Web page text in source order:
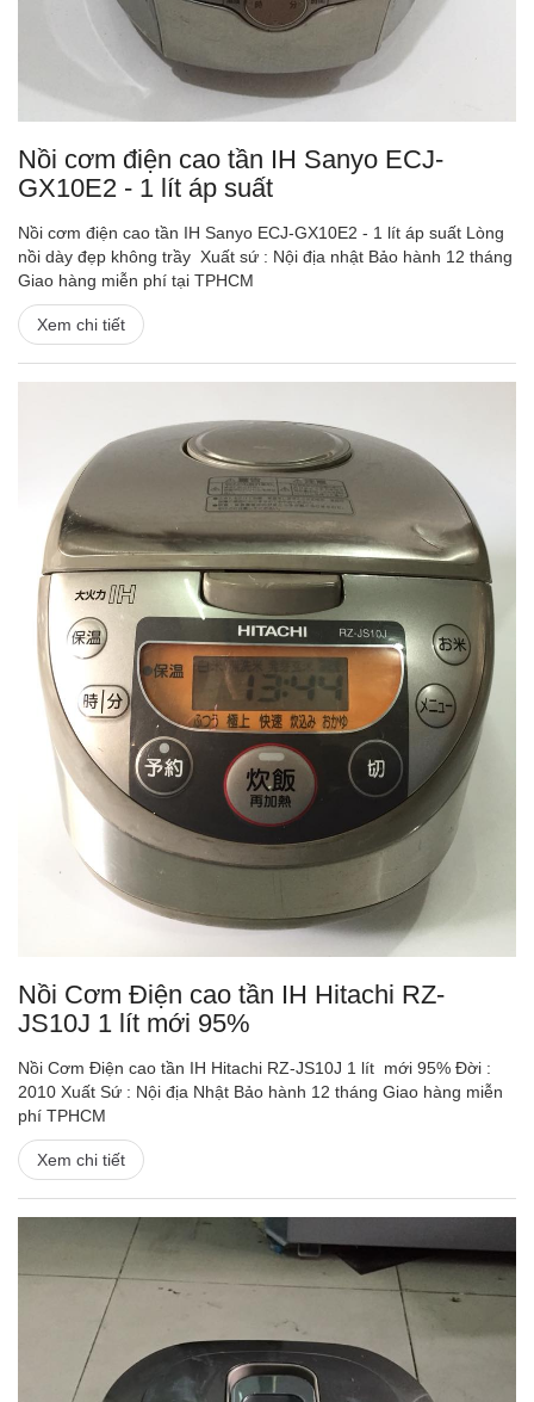
Nồi cơm điện cao tần IH Sanyo ECJ-
GX10E2 - 1 lít áp suất
Nồi cơm điện cao tần IH Sanyo ECJ-GX10E2 - 1 lít áp suất Lòng
nồi dày đẹp không trầy Xuất sứ : Nội địa nhật Bảo hành 12 tháng
Giao hàng miễn phí tại TPHCM
Xem chi tiết
Nồi Cơm Điện cao tần IH Hitachi RZ-
JS10J 1 lít mới 95%
Nồi Cơm Điện cao tần IH Hitachi RZ-JS10J 1 lít mới 95% Đời :
2010 Xuất Sứ : Nội địa Nhật Bảo hành 12 tháng Giao hàng miễn
phí TPHCM
Xem chi tiết